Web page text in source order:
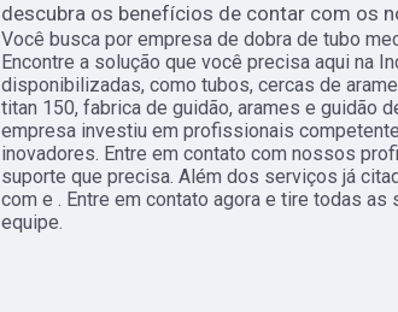
descubra os benefícios de contar com os
Você busca por empresa de dobra de tubo
Encontre a solução que você precisa aqui na
disponibilizadas, como tubos, cercas de
titan 150, fabrica de guidão, arames e guidão
empresa investiu em profissionais
inovadores. Entre em contato com nossos
suporte que precisa. Além dos serviços já
com e . Entre em contato agora e tire todas
equipe.